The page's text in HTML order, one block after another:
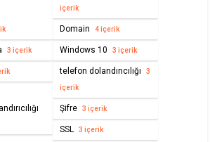
içerik
Domain 4 içerik
3 içerik Windows 10 3 içerik
telefon dolandırıcılığı 3
içerik
Şifre 3 içerik
SSL 3 içerik